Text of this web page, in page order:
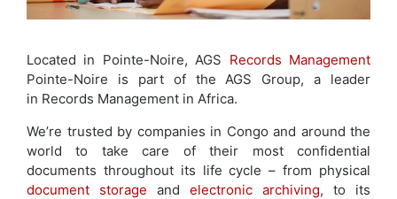
Located in Pointe-Noire, AGS Records Management
Pointe-Noire is part of the AGS Group, a leader
in Records Management in Africa.
We’re trusted by companies in Congo and around the
world to take care of their most confidential
documents throughout its life cycle – from physical
document storage and electronic archiving, to its